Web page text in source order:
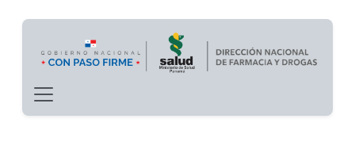
Pasar al contenido principal
Main navigation